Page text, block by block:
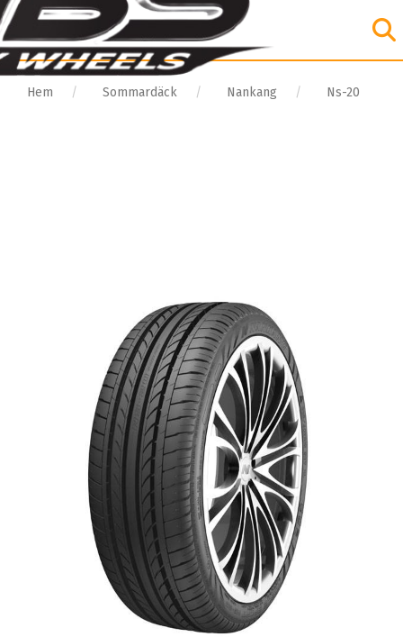
Hem Sommardäck Nankang Ns-20